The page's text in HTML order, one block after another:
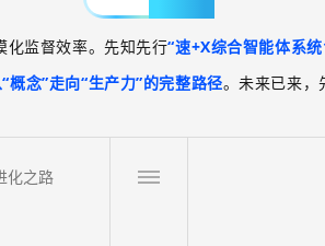
化监督效率。先知先行“速+X综合智能体系统
概念”走向“生产力”的完整路径。未来已来，
化之路